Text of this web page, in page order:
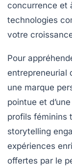
concurrence et
technologies
votre
Pour
entrepreneurial
une marque
pointue et
profils féminins
storytelling
expériences
offertes par le